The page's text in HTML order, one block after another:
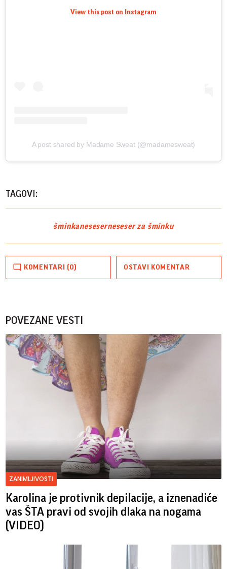
View this post on Instagram
A post shared by Madame Sweat (@madamesweat)
TAGOVI:
šminkaneseserneseser za šminku
KOMENTARI (0) OSTAVI KOMENTAR
POVEZANE VESTI
ZANIMLJIVOSTI
Karolina je protivnik depilacije, a iznenadiće
vas ŠTA pravi od svojih dlaka na nogama
(VIDEO)